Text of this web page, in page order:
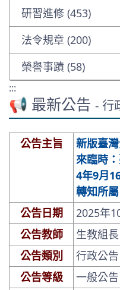
研習進修 (453)
法令規章 (200)
榮譽事蹟 (58)
:::
📢 最新公告 - 行
公告主旨
新版臺
來臨時
4年9月
轉知所屬
公告日期
2025年
公告教師
生教組長
公告類別
行政公告
公告等級
一般公告